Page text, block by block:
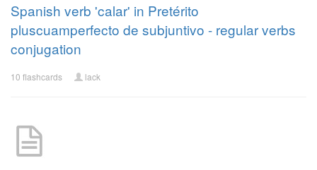
Spanish verb 'calar' in Pretérito
pluscuamperfecto de subjuntivo - regular verbs
conjugation
10 flashcards lack